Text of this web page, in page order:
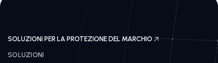
SOLUZIONI PER LA PROTEZIONE DEL MARCHIO
SOLUZIONI